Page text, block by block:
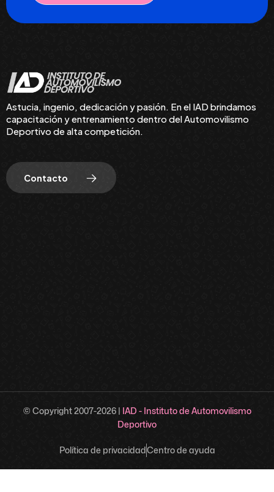
Astucia, ingenio, dedicación y pasión. En el IAD brindamos
capacitación y entrenamiento dentro del Automovilismo
Deportivo de alta competición.
Contacto
© Copyright 2007-2026| IAD - Instituto de Automovilismo
Deportivo
Política de privacidadCentro de ayuda